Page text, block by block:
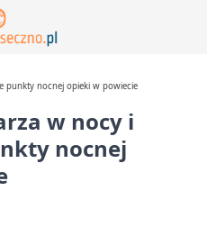
punkty nocnej opieki w powiecie
w nocy i
nocnej